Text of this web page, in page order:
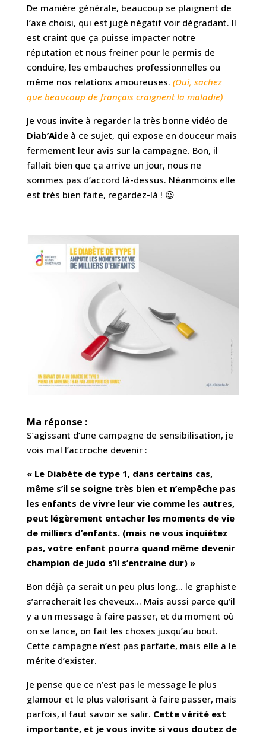
De manière générale, beaucoup se plaignent de
l’axe choisi, qui est jugé négatif voir dégradant. Il
est craint que ça puisse impacter notre
réputation et nous freiner pour le permis de
conduire, les embauches professionnelles ou
même nos relations amoureuses. (Oui, sachez
que beaucoup de français craignent la maladie)
Je vous invite à regarder la très bonne vidéo de
Diab’Aideà ce sujet, qui expose en douceur mais
fermement leur avis sur la campagne. Bon, il
fallait bien que ça arrive un jour, nous ne
sommes pas d’accord là-dessus. Néanmoins elle
est très bien faite, regardez-là ! 😉
Ma réponse :
S’agissant d’une campagne de sensibilisation, je
vois mal l’accroche devenir :
« Le Diabète de type 1, dans certains cas,
même s’il se soigne très bien et n’empêche pas
les enfants de vivre leur vie comme les autres,
peut légèrement entacher les moments de vie
de milliers d’enfants. (mais ne vous inquiétez
pas, votre enfant pourra quand même devenir
champion de judo s’il s’entraine dur) »
Bon déjà ça serait un peu plus long… le graphiste
s’arracherait les cheveux… Mais aussi parce qu’il
y a un message à faire passer, et du moment où
on se lance, on fait les choses jusqu’au bout.
Cette campagne n’est pas parfaite, mais elle a le
mérite d’exister.
Je pense que ce n’est pas le message le plus
glamour et le plus valorisant à faire passer, mais
parfois, il faut savoir se salir. Cette vérité est
importante, et je vous invite si vous doutez de